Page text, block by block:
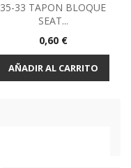
35-33 TAPON BLOQUE
SEAT...
Precio
0,60 €
AÑADIR AL CARRITO